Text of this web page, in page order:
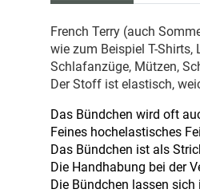
French Terry (auch
wie zum Beispiel T-Shirts,
Schlafanzüge, Mützen,
Der Stoff ist elastisch,
Das Bündchen wird oft
Feines hochelastisches
Das Bündchen ist als
Die Handhabung bei der
Die Bündchen lassen